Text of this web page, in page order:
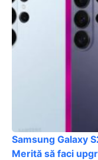
Samsung Galaxy
Merită să faci